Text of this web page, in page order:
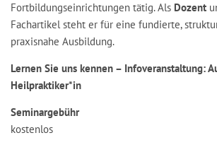
Fortbildungseinrichtungen tätig. Als Dozent
Fachartikel steht er für eine fundierte,
praxisnahe Ausbildung.
Lernen Sie uns kennen – Infoveranstaltung:
Heilpraktiker*in
Seminargebühr
kostenlos